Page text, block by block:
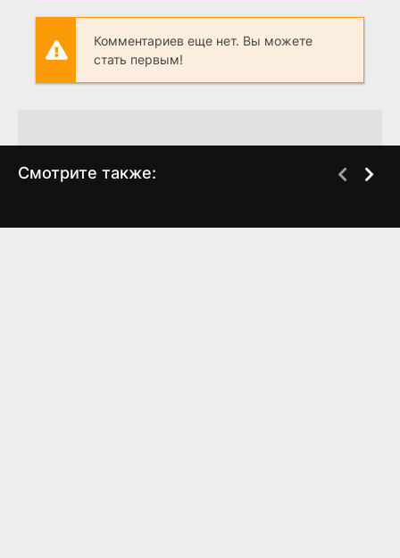
Комментариев еще нет. Вы можете
стать первым!
Смотрите также: